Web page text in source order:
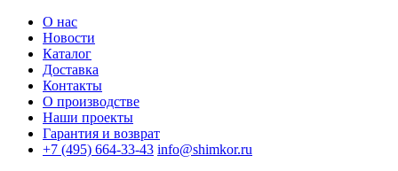
О нас
Новости
Каталог
Доставка
Контакты
О производстве
Наши проекты
Гарантия и возврат
+7 (495) 664-33-43 info@shimkor.ru